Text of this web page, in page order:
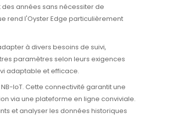
années sans nécessiter de
rend l'Oyster Edge particulièrement
à divers besoins de suivi,
paramètres selon leurs exigences
adaptable et efficace.
IoT. Cette connectivité garantit une
via une plateforme en ligne conviviale.
et analyser les données historiques